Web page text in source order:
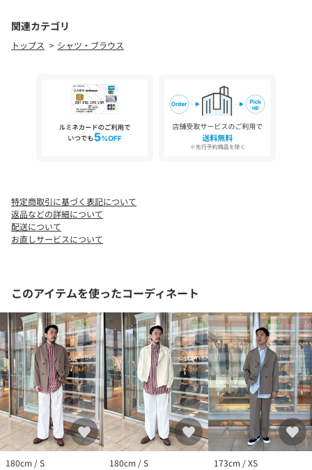
商品番号:63-01-61-01001
関連カテゴリ
トップス シャツ・ブラウス
特定商取引に基づく表記について
返品などの詳細について
配送について
お直しサービスについて
このアイテムを使ったコーディネート
180cm / S 180cm / S 173cm / XS